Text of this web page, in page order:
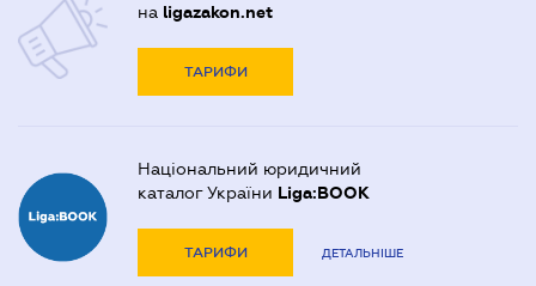
на ligazakon.net
ТАРИФИ
Національний юридичний
каталог України Liga:BOOK
ТАРИФИ ДЕТАЛЬНІШЕ